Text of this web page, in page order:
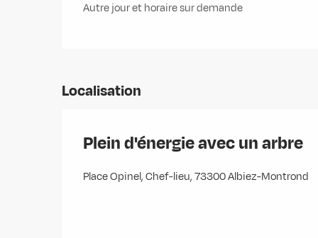
Autre jour et horaire sur demande
Localisation
Plein d'énergie avec un arbre
Place Opinel, Chef-lieu, 73300 Albiez-Montrond